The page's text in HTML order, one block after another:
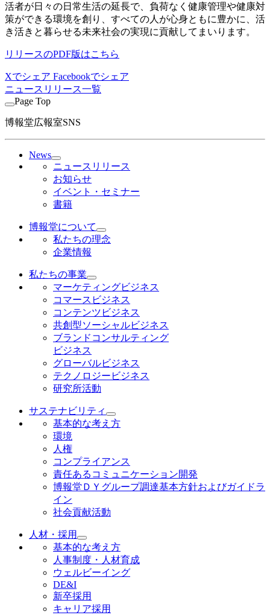
活者が日々の日常生活の延長で、負荷なく健康管理や健康対
策ができる環境を創り、すべての人が心身ともに豊かに、活
き活きと暮らせる未来社会の実現に貢献してまいります。
リリースのPDF版はこちら
Xでシェア Facebookでシェア
ニュースリリース一覧
Page Top
博報堂広報室SNS
News
ニュースリリース
お知らせ
イベント・セミナー
書籍
博報堂について
私たちの理念
企業情報
私たちの事業
マーケティングビジネス
コマースビジネス
コンテンツビジネス
共創型ソーシャルビジネス
ブランドコンサルティング
ビジネス
グローバルビジネス
テクノロジービジネス
研究所活動
サステナビリティ
基本的な考え方
環境
人権
コンプライアンス
責任あるコミュニケーション開発
博報堂ＤＹグループ調達基本方針およびガイドラ
イン
社会貢献活動
人材・採用
基本的な考え方
人事制度・人材育成
ウェルビーイング
DE&I
新卒採用
キャリア採用